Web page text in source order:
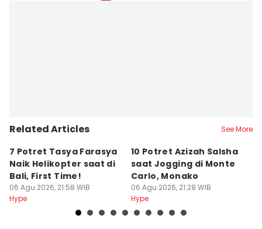
Related Articles See More
7 Potret Tasya Farasya
Naik Helikopter saat di
Bali, First Time!
06 Agu 2026, 21:58 WIB
Hype
10 Potret Azizah Salsha
saat Jogging di Monte
Carlo, Monako
06 Agu 2026, 21:28 WIB
Hype